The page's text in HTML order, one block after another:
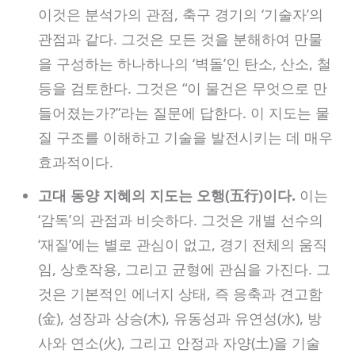
이것은 분석가의 관점, 축구 경기의 ‘기술자’의
관점과 같다. 그것은 모든 것을 분해하여 만물
을 구성하는 하나하나의 ‘벽돌’인 탄소, 산소, 철
등을 검토한다. 그것은 “이 물건은 무엇으로 만
들어졌는가?”라는 질문에 답한다. 이 지도는 물
질 구조를 이해하고 기술을 발전시키는 데 매우
효과적이다.
고대 동양 지혜의 지도는 오행(五行)이다. 이는
‘감독’의 관점과 비슷하다. 그것은 개별 선수의
‘재질’에는 별로 관심이 없고, 경기 전체의 움직
임, 상호작용, 그리고 균형에 관심을 가진다. 그
것은 기본적인 에너지 상태, 즉 응축과 견고함
(金), 성장과 상승(木), 유동성과 유연성(水), 방
사와 연소(火), 그리고 안정과 자양(土)을 기술